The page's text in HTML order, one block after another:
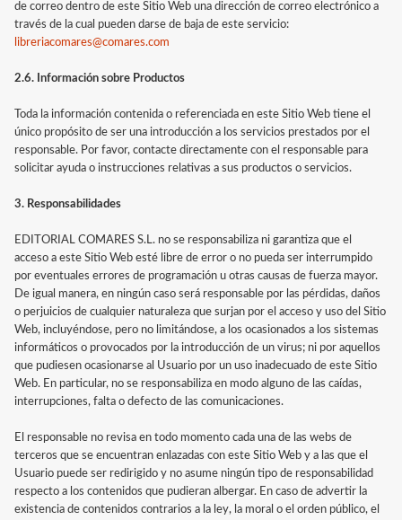
de correo dentro de este Sitio Web una dirección de correo electrónico a
través de la cual pueden darse de baja de este servicio:
libreriacomares@comares.com
2.6. Información sobre Productos
Toda la información contenida o referenciada en este Sitio Web tiene el
único propósito de ser una introducción a los servicios prestados por el
responsable. Por favor, contacte directamente con el responsable para
solicitar ayuda o instrucciones relativas a sus productos o servicios.
3. Responsabilidades
EDITORIAL COMARES S.L. no se responsabiliza ni garantiza que el
acceso a este Sitio Web esté libre de error o no pueda ser interrumpido
por eventuales errores de programación u otras causas de fuerza mayor.
De igual manera, en ningún caso será responsable por las pérdidas, daños
o perjuicios de cualquier naturaleza que surjan por el acceso y uso del Sitio
Web, incluyéndose, pero no limitándose, a los ocasionados a los sistemas
informáticos o provocados por la introducción de un virus; ni por aquellos
que pudiesen ocasionarse al Usuario por un uso inadecuado de este Sitio
Web. En particular, no se responsabiliza en modo alguno de las caídas,
interrupciones, falta o defecto de las comunicaciones.
El responsable no revisa en todo momento cada una de las webs de
terceros que se encuentran enlazadas con este Sitio Web y a las que el
Usuario puede ser redirigido y no asume ningún tipo de responsabilidad
respecto a los contenidos que pudieran albergar. En caso de advertir la
existencia de contenidos contrarios a la ley, la moral o el orden público, el